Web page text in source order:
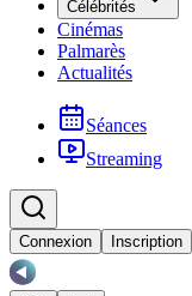
Célébrités
Cinémas
Palmarès
Actualités
Séances
Streaming
Connexion Inscription